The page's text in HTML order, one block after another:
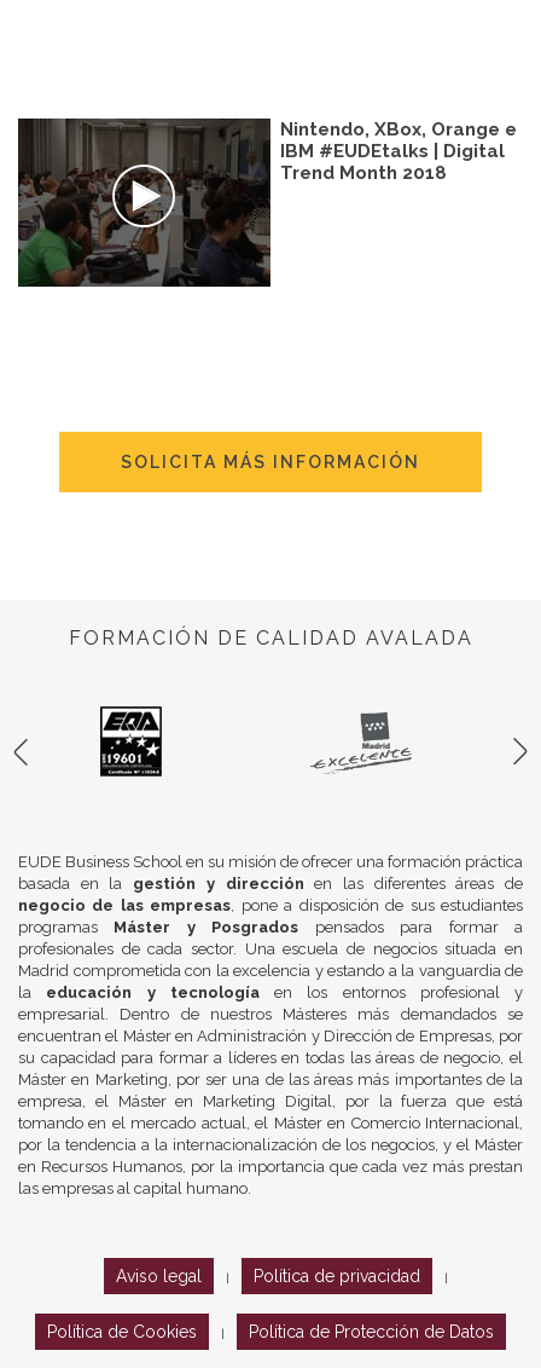
Nintendo, XBox, Orange e
IBM #EUDEtalks | Digital
Trend Month 2018
SOLICITA MÁS INFORMACIÓN
FORMACIÓN DE CALIDAD AVALADA
EUDE Business School en su misión de ofrecer una formación práctica
basada en la gestión y dirección en las diferentes áreas de
negocio de las empresas , pone a disposición de sus estudiantes
programas Máster y Posgrados pensados para formar a
profesionales de cada sector. Una escuela de negocios situada en
Madrid comprometida con la excelencia y estando a la vanguardia de
la educación y tecnologíaen los entornos profesional y
empresarial. Dentro de nuestros Másteres más demandados se
encuentran el Máster en Administración y Dirección de Empresas, por
su capacidad para formar a líderes en todas las áreas de negocio, el
Máster en Marketing, por ser una de las áreas más importantes de la
empresa, el Máster en Marketing Digital, por la fuerza que está
tomando en el mercado actual, el Máster en Comercio Internacional,
por la tendencia a la internacionalización de los negocios, y el Máster
en Recursos Humanos, por la importancia que cada vez más prestan
las empresas al capital humano.
Aviso legal Política de privacidad
Política de Cookies Política de Protección de Datos